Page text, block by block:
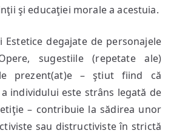
şi educaţiei morale a acestuia.
Estetice degajate de personajele
sugestiile (repetate ale)
prezent(at)e – ştiut fiind că
individului este strâns legată de
– contribuie la sădirea unor
sau distructiviste în strictă